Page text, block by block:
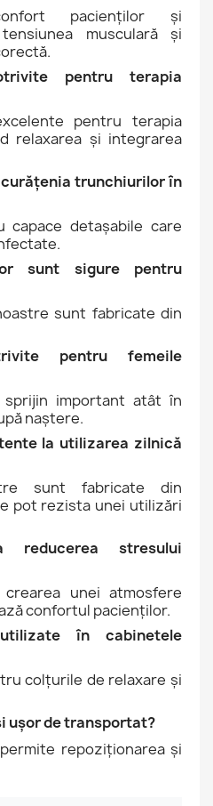
pacienților și
musculară și
pentru terapia
pentru terapia
relaxarea și integrarea
trunchiurilor în
capace detașabile care
sunt sigure pentru
sunt fabricate din
pentru femeile
important atât în
naștere.
la utilizarea zilnică
sunt fabricate din
pot rezista unei utilizări
stresului
unei atmosfere
confortul pacienților.
în cabinetele
colțurile de relaxare și
ușor de transportat?
repoziționarea și